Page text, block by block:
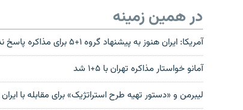
در همین زمینه
آمريکا: ايران هنوز به پيشنهاد گروه ۱+۵ برای مذاکره پاسخ نداده است
آمانو خواستار مذاکره تهران با ۵+۱ شد
لیبرمن و «دستور تهیه طرح استراتژیک» برای مقابله با